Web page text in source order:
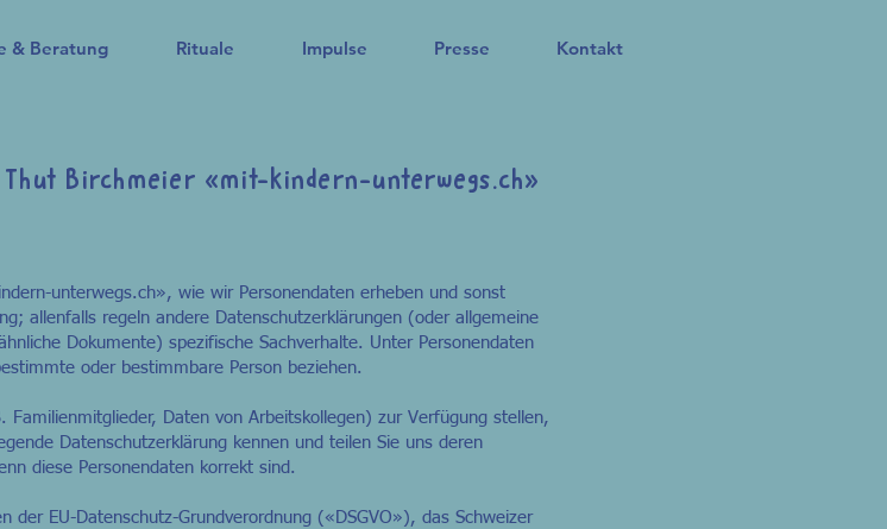
& Beratung Rituale Impulse Presse Kontakt
Birchmeier «mit-kindern-unterwegs.ch»
unterwegs.ch», wie wir Personendaten erheben und sonst
allenfalls regeln andere Datenschutzerklärungen (oder allgemeine
Dokumente) spezifische Sachverhalte. Unter Personendaten
oder bestimmbare Person beziehen.
Familienmitglieder, Daten von Arbeitskollegen) zur Verfügung stellen,
Datenschutzerklärung kennen und teilen Sie uns deren
diese Personendaten korrekt sind.
der EU-Datenschutz-Grundverordnung («DSGVO»), das Schweizer